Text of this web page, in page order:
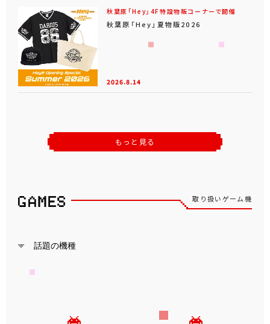
秋葉原「Hey」4F特設物販コーナーで開催
秋葉原「Hey」夏物販2026
2026.8.14
もっと見る
取り扱いゲーム機
話題の機種